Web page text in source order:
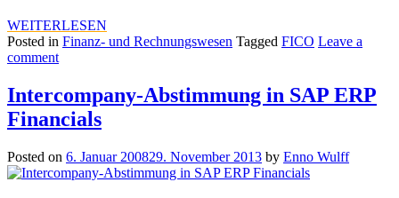
WEITERLESEN
Posted in Finanz- und Rechnungswesen Tagged FICO Leave a
comment
Intercompany-Abstimmung in SAP ERP
Financials
Posted on 6. Januar 200829. November 2013 by Enno Wulff